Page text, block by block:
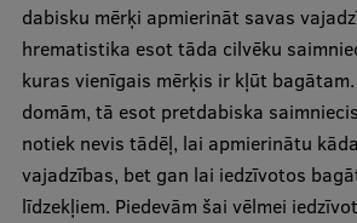
Zinātnes ietekme
Pētniecības platformas
Doktorantūras skola
Pētniecības pakalpojumi
Pētniecības projekti
dabisku mērķi apmierināt savas
hrematistika esot tāda cilvēku
kuras vienīgais mērķis ir kļūt
domām, tā esot pretdabiska
notiek nevis tādēļ, lai apmierinātu
vajadzības, bet gan lai iedzīvotos
līdzekļiem. Piedevām šai vēlmei